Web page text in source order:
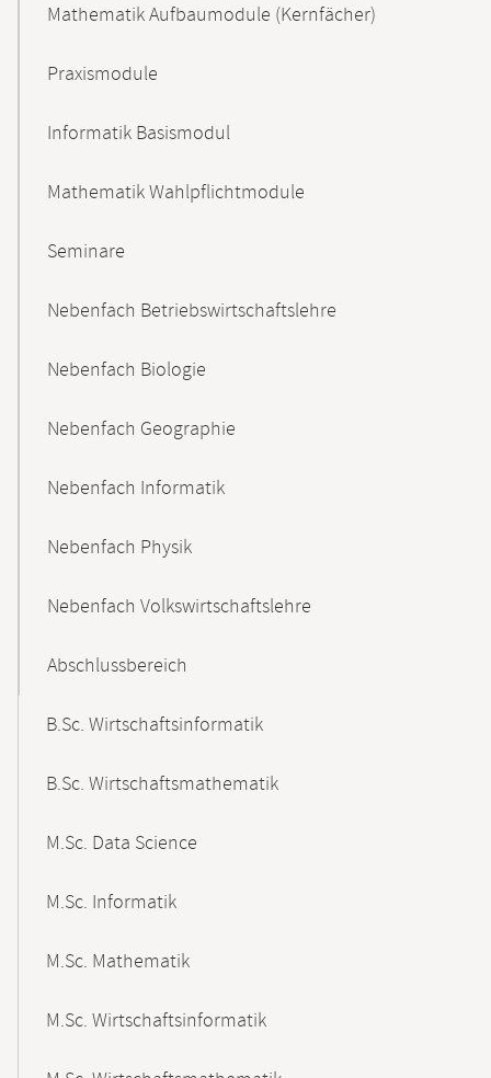
Mathematik Aufbaumodule (Kernfächer)
Praxismodule
Informatik Basismodul
Mathematik Wahlpflichtmodule
Seminare
Nebenfach Betriebswirtschaftslehre
Nebenfach Biologie
Nebenfach Geographie
Nebenfach Informatik
Nebenfach Physik
Nebenfach Volkswirtschaftslehre
Abschlussbereich
B.Sc. Wirtschaftsinformatik
B.Sc. Wirtschaftsmathematik
M.Sc. Data Science
M.Sc. Informatik
M.Sc. Mathematik
M.Sc. Wirtschaftsinformatik